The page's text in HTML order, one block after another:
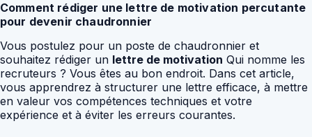
Comment rédiger une lettre de motivation percutante
pour devenir chaudronnier
Vous postulez pour un poste de chaudronnier et
souhaitez rédiger un lettre de motivation Qui nomme les
recruteurs ? Vous êtes au bon endroit. Dans cet article,
vous apprendrez à structurer une lettre efficace, à mettre
en valeur vos compétences techniques et votre
expérience et à éviter les erreurs courantes.